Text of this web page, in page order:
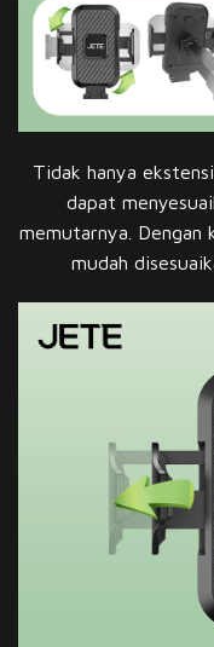
Tidak hanya
dapat
memutarnya.
mudah